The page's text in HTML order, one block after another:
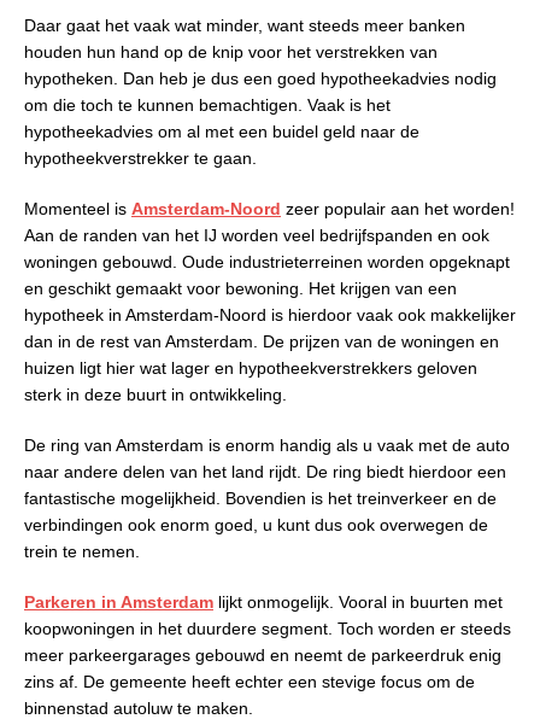
Daar gaat het vaak wat minder, want steeds meer banken
houden hun hand op de knip voor het verstrekken van
hypotheken. Dan heb je dus een goed hypotheekadvies nodig
om die toch te kunnen bemachtigen. Vaak is het
hypotheekadvies om al met een buidel geld naar de
hypotheekverstrekker te gaan.
Momenteel is Amsterdam-Noord zeer populair aan het worden!
Aan de randen van het IJ worden veel bedrijfspanden en ook
woningen gebouwd. Oude industrieterreinen worden opgeknapt
en geschikt gemaakt voor bewoning. Het krijgen van een
hypotheek in Amsterdam-Noord is hierdoor vaak ook makkelijker
dan in de rest van Amsterdam. De prijzen van de woningen en
huizen ligt hier wat lager en hypotheekverstrekkers geloven
sterk in deze buurt in ontwikkeling.
De ring van Amsterdam is enorm handig als u vaak met de auto
naar andere delen van het land rijdt. De ring biedt hierdoor een
fantastische mogelijkheid. Bovendien is het treinverkeer en de
verbindingen ook enorm goed, u kunt dus ook overwegen de
trein te nemen.
Parkeren in Amsterdam lijkt onmogelijk. Vooral in buurten met
koopwoningen in het duurdere segment. Toch worden er steeds
meer parkeergarages gebouwd en neemt de parkeerdruk enig
zins af. De gemeente heeft echter een stevige focus om de
binnenstad autoluw te maken.